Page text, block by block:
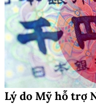
Lý do Mỹ hỗ trợ